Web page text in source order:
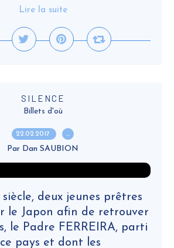
Lire la suite
SILENCE
Billets d'où
22.02.2017 …
Par Dan SAUBION
deux jeunes prêtres
le Japon afin de retrouver
le Padre FERREIRA, parti
pays et dont les